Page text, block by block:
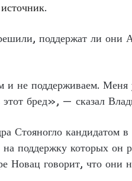
источник.
поддержат ли они
не поддерживаем. Меня
этот бред», — сказал
Стояногло кандидатом
поддержку которых он
Новац говорит, что они